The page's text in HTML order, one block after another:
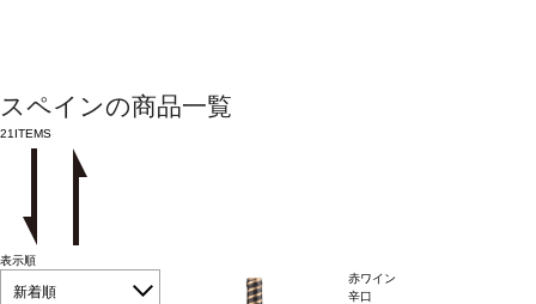
スペインの商品一覧
21 ITEMS
表示順
新着順
赤ワイン
辛口